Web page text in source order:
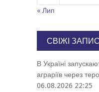
« Лип
СВІЖІ
В Україні
аграріїв через
06.08.2026 22:25